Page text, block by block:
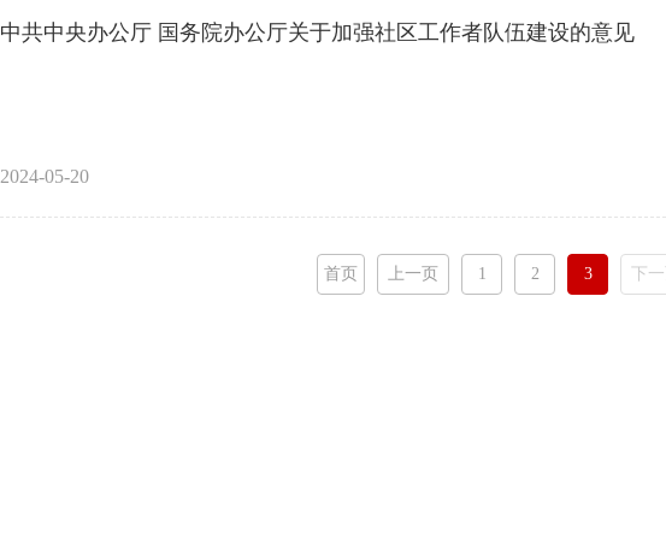
中共中央办公厅 国务院办公厅关于加强社区工作者队伍建设的意见
2024-05-20
首页 上一页 1 2 3 下